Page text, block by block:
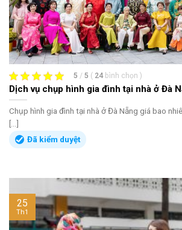
5 / 5 ( 24 bình chọn )
Dịch vụ chụp hình gia đình tại nhà ở Đà
Chụp hình gia đình tại nhà ở Đà Nẵng giá bao
[...]
Đã kiểm duyệt
25
Th1